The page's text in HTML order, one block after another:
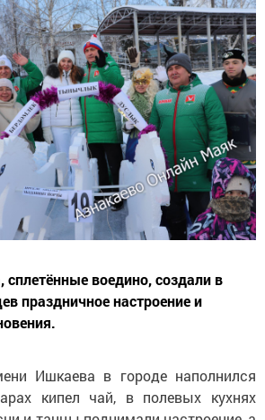
сплетённые воедино, создали в
праздничное настроение и
Ишкаева в городе наполнился
кипел чай, в полевых кухнях